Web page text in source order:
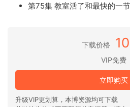
第75集 教室活了和最快的一
下载价格 10
VIP免费
立即购买
升级VIP更划算，本博资源均可下载